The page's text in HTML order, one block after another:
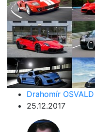
Drahomír OSVALD
25.12.2017